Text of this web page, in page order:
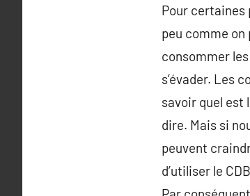
Pour certaines
peu comme
consommer
s’évader. Les
savoir quel est
dire. Mais si
peuvent
d’utiliser le